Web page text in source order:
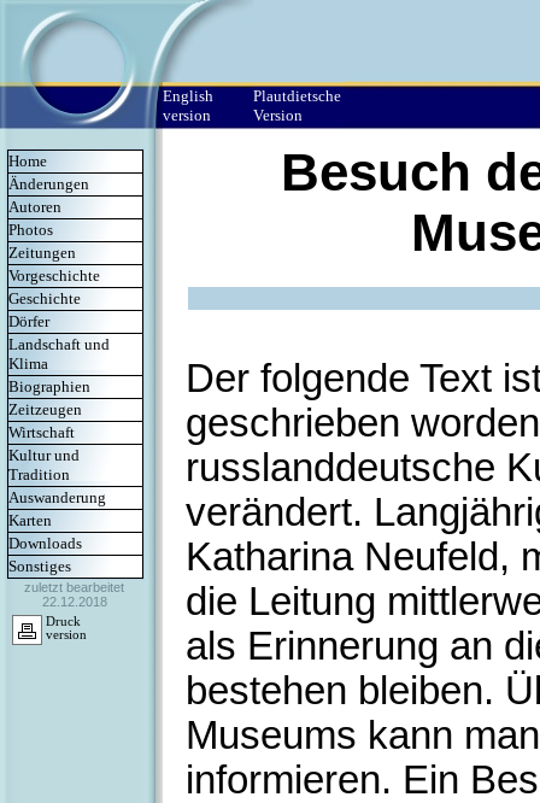
English
version
Plautdietsche
Version
Home
Änderungen
Autoren
Photos
Zeitungen
Vorgeschichte
Geschichte
Dörfer
Landschaft und
Klima
Biographien
Zeitzeugen
Wirtschaft
Kultur und
Tradition
Auswanderung
Karten
Downloads
Sonstiges
zuletzt bearbeitet
22.12.2018
Druck
version
Besuch
Der folgende Text
geschrieben
russlanddeutsche
verändert.
Katharina Neufeld,
die Leitung
als Erinnerung an
bestehen bleiben.
Museums kann
informieren. Ein